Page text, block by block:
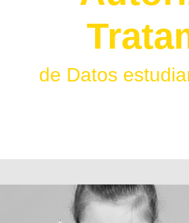
de Datos